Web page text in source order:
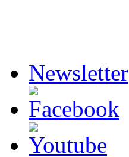
Newsletter